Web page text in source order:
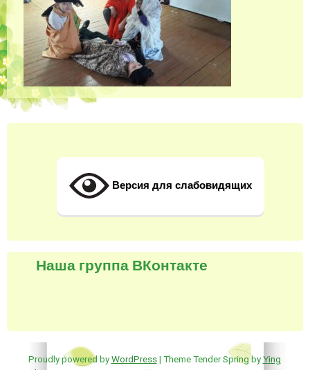
Версия для слабовидящих
Наша группа ВКонтакте
Proudly powered byWordPress| Theme Tender Spring byYing